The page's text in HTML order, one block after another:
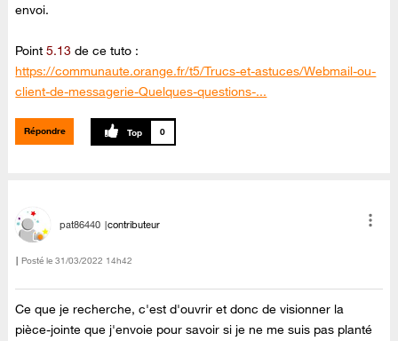
envoi.
Point5.13 de ce tuto :
https://communaute.orange.fr/t5/Trucs-et-astuces/Webmail-ou-
client-de-messagerie-Quelques-questions-...
Répondre 0
pat86440 contributeur
Posté le ‎31/03/2022 14h42
Ce que je recherche, c'est d'ouvrir et donc de visionner la
pièce-jointe que j'envoie pour savoir si je ne me suis pas planté